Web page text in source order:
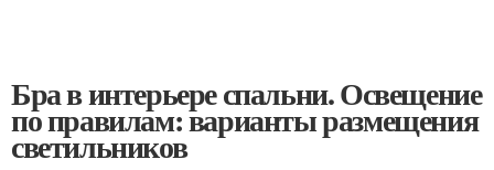
Бра в интерьере спальни. Освещение
по правилам: варианты размещения
светильников